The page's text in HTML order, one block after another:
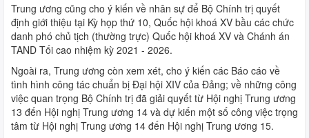
Trung ương cũng cho ý kiến về nhân sự để Bộ Chính trị quyết
định giới thiệu tại Kỳ họp thứ 10, Quốc hội khoá XV bầu các chức
danh phó chủ tịch (thường trực) Quốc hội khoá XV và Chánh án
TAND Tối cao nhiệm kỳ 2021 - 2026.
Ngoài ra, Trung ương còn xem xét, cho ý kiến các Báo cáo về
tình hình công tác chuẩn bị Đại hội XIV của Đảng; về những công
việc quan trọng Bộ Chính trị đã giải quyết từ Hội nghị Trung ương
13 đến Hội nghị Trung ương 14 và dự kiến một số công việc trọng
tâm từ Hội nghị Trung ương 14 đến Hội nghị Trung ương 15.